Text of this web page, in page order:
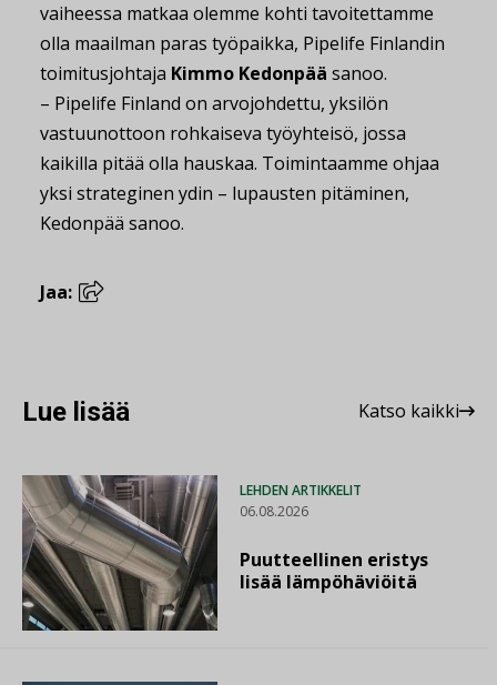
vaiheessa matkaa olemme kohti tavoitettamme
olla maailman paras työpaikka, Pipelife Finlandin
toimitusjohtaja Kimmo Kedonpää sanoo.
– Pipelife Finland on arvojohdettu, yksilön
vastuunottoon rohkaiseva työyhteisö, jossa
kaikilla pitää olla hauskaa. Toimintaamme ohjaa
yksi strateginen ydin – lupausten pitäminen,
Kedonpää sanoo.
Jaa:
Lue lisää Katso kaikki
LEHDEN ARTIKKELIT
06.08.2026
Puutteellinen eristys
lisää lämpöhäviöitä